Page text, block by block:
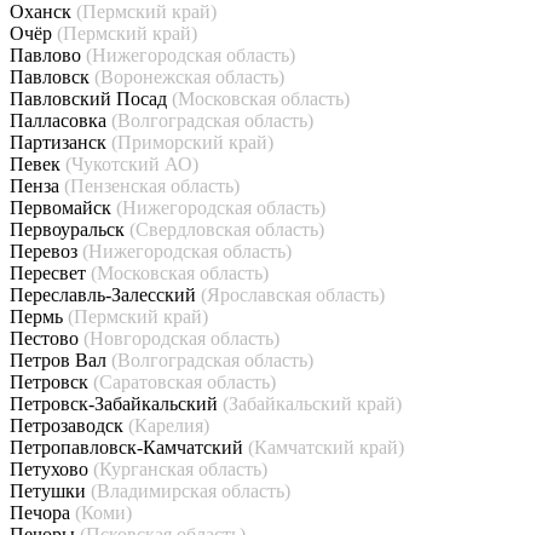
Оханск (Пермский край)
Очёр (Пермский край)
Павлово (Нижегородская область)
Павловск (Воронежская область)
Павловский Посад (Московская область)
Палласовка (Волгоградская область)
Партизанск (Приморский край)
Певек (Чукотский АО)
Пенза (Пензенская область)
Первомайск (Нижегородская область)
Первоуральск (Свердловская область)
Перевоз (Нижегородская область)
Пересвет (Московская область)
Переславль-Залесский (Ярославская область)
Пермь (Пермский край)
Пестово (Новгородская область)
Петров Вал (Волгоградская область)
Петровск (Саратовская область)
Петровск-Забайкальский (Забайкальский край)
Петрозаводск (Карелия)
Петропавловск-Камчатский (Камчатский край)
Петухово (Курганская область)
Петушки (Владимирская область)
Печора (Коми)